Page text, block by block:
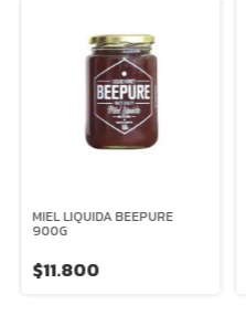
MIEL LIQUIDA BEEPURE
900G
$11.800